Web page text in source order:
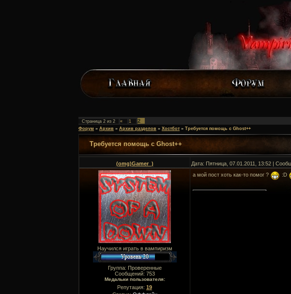
Страница 2 из 2 « 1 2
Форум » Архив » Архив разделов » Хостбот » Требуется помощь с Ghost++
Требуется помощь с Ghost++
(omg)Gamer_) Дата: Пятница, 07.01.2011, 13:52 |
Научился играть в вампиризм
Группа: Проверенные
Сообщений: 753
Медальки пользователя:
Репутация: 19
а мой пост хоть как-то помог ? :D